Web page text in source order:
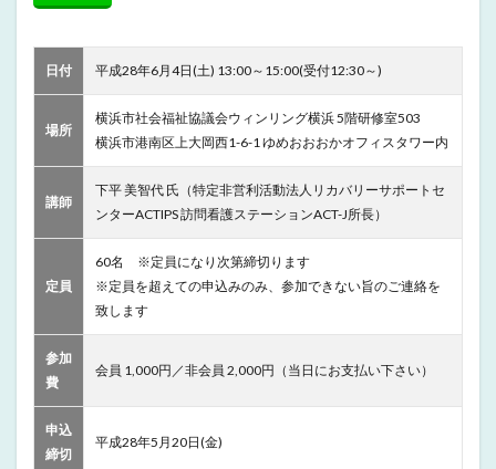
日付 平成28年6月4日(土) 13:00～15:00(受付12:30～)
場所
横浜市社会福祉協議会ウィンリング横浜 5階研修室503
横浜市港南区上大岡西1-6-1 ゆめおおおかオフィスタワー内
講師
下平 美智代 氏（特定非営利活動法人リカバリーサポートセ
ンターACTIPS 訪問看護ステーションACT-J所長）
定員
60名 ※定員になり次第締切ります
※定員を超えての申込みのみ、参加できない旨のご連絡を
致します
参加
費
会員 1,000円／非会員 2,000円（当日にお支払い下さい）
申込
締切
平成28年5月20日(金)